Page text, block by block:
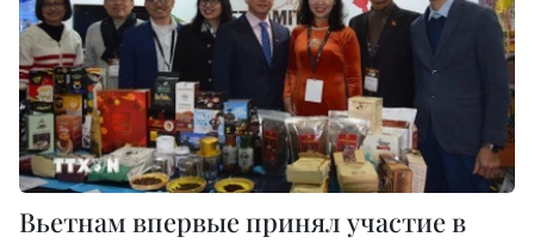
Вьетнам впервые принял участие в